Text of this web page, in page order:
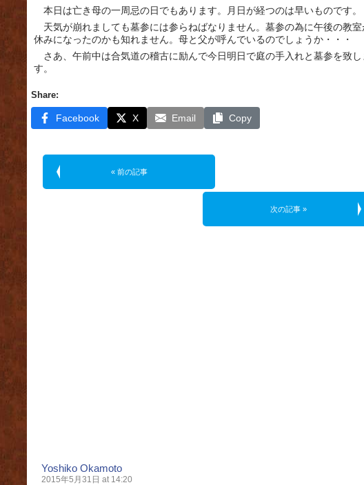
本日は亡き母の一周忌の日でもあります。月日が経つのは早いものです。
天気が崩れましても墓参には参らねばなりません。墓参の為に午後の教室
休みになったのかも知れません。母と父が呼んでいるのでしょうか・・・
さあ、午前中は合気道の稽古に励んで今日明日で庭の手入れと墓参を致し
す。
Share:
Facebook X Email Copy
« 前の記事
次の記事 »
Yoshiko Okamoto
2015年5月31日 at 14:20